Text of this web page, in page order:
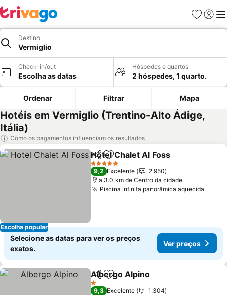
Favoritos
Iniciar
Destino
Vermiglio
Check-in/out
Escolha as datas
Hóspedes e quartos
2 hóspedes, 1 quarto.
Ordenar Filtrar Mapa
Hotéis em Vermiglio (Trentino-Alto Ádige,
Itália)
Como os pagamentos influenciam os resultados
Escolha popular
PartilharAdicionar aos favoritos
Hotel Chalet Al Foss
5 Estrelas
9,2 Excelente
2.950
a 3.0 km de Centro da cidade
Piscina infinita panorâmica aquecida
Selecione as datas para ver os preços
exatos.
Ver preços
PartilharAdicionar aos favoritos
Albergo Alpino
1 Estrelas
9,3 Excelente
1.304